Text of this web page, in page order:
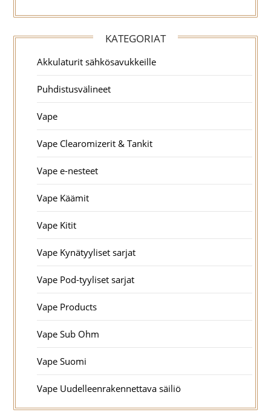
KATEGORIAT
Akkulaturit sähkösavukkeille
Puhdistusvälineet
Vape
Vape Clearomizerit & Tankit
Vape e-nesteet
Vape Käämit
Vape Kitit
Vape Kynätyyliset sarjat
Vape Pod-tyyliset sarjat
Vape Products
Vape Sub Ohm
Vape Suomi
Vape Uudelleenrakennettava säiliö